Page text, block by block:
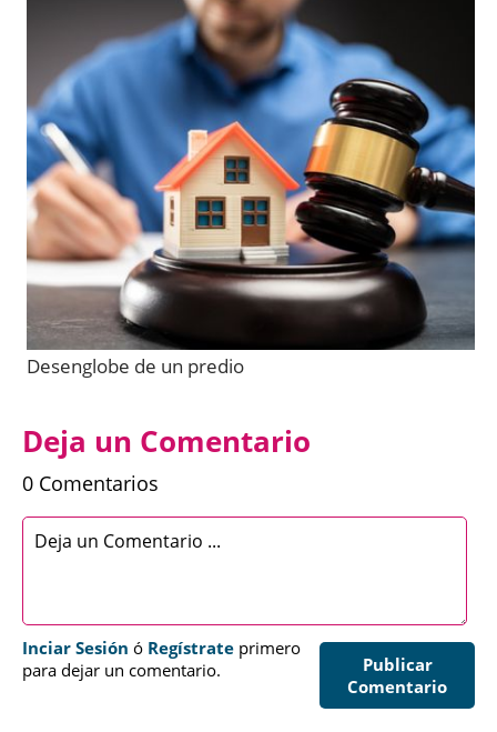
Desenglobe de un predio
Deja un Comentario
0 Comentarios
Publicar
Comentario
Inciar Sesión ó Regístrate primero
para dejar un comentario.